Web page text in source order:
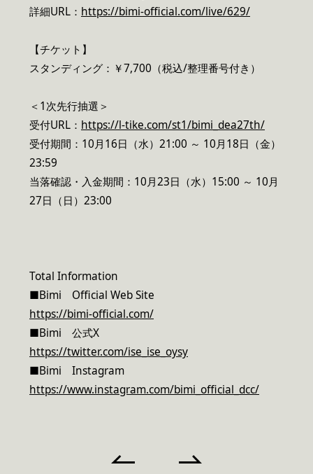
詳細URL： https://bimi-official.com/live/629/
【チケット】
スタンディング：￥7,700（税込/整理番号付き）
＜1次先行抽選＞
受付URL： https://l-tike.com/st1/bimi_dea27th/
受付期間：10月16日（水）21:00 ～ 10月18日（金）
23:59
当落確認・入金期間：10月23日（水）15:00 ～ 10月
27日（日）23:00
Total Information
■Bimi Official Web Site
https://bimi-official.com/
■Bimi 公式X
https://twitter.com/ise_ise_oysy
■Bimi Instagram
https://www.instagram.com/bimi_official_dcc/